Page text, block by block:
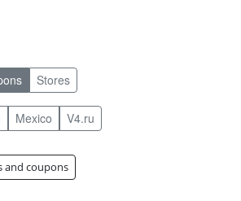
Stores
Mexico V4.ru
and coupons